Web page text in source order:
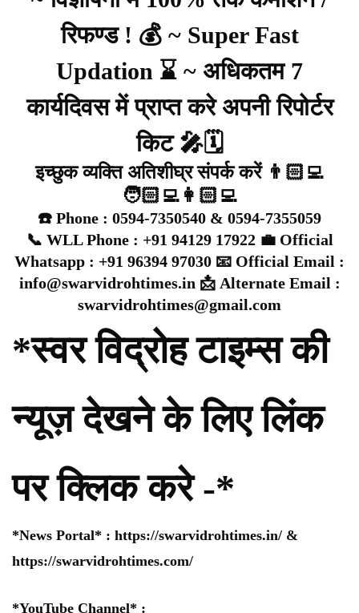
रिफण्ड ! 💰 ~ Super Fast
Updation ⌛ ~ अधिकतम 7
कार्यदिवस में प्राप्त करे अपनी रिपोर्टर
किट 🎤🗓️
इच्छुक व्यक्ति अतिशीघ्र संपर्क करें 👨🏻‍💻
🧑🏻‍💻👩🏻‍💻
☎️ Phone : 0594-7350540 & 0594-7355059
📞 WLL Phone : +91 94129 17922 💼 Official
Whatsapp : +91 96394 97030 📧 Official Email :
info@swarvidrohtimes.in 📩 Alternate Email :
swarvidrohtimes@gmail.com
*स्वर विद्रोह टाइम्स की
न्यूज़ देखने के लिए लिंक
पर क्लिक करे -*
*News Portal* : https://swarvidrohtimes.in/ &
https://swarvidrohtimes.com/
*YouTube Channel* :